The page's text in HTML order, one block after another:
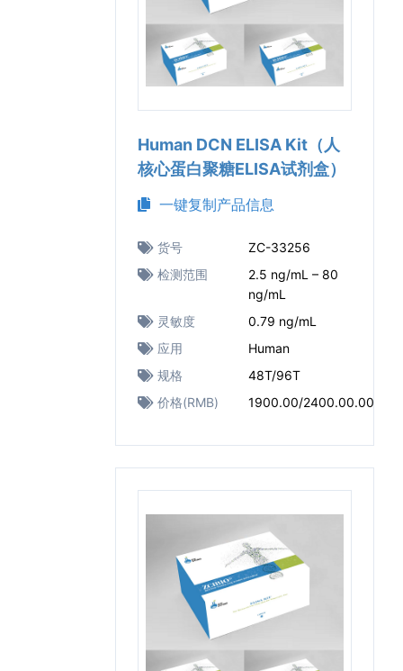
Human DCN ELISA Kit（人
核心蛋白聚糖ELISA试剂盒）
一键复制产品信息
货号
ZC-33256
检测范围
2.5 ng/mL – 80
ng/mL
灵敏度
0.79 ng/mL
应用
Human
规格
48T/96T
价格(RMB)
1900.00/2400.00.00